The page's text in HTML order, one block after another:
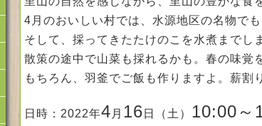
4月のおいしい村では、水源地区の名物で
そして、採ってきたたけのこを水煮までし
散策の途中で山菜も採れるかも。春の味覚
もちろん、羽釜でご飯も作りますよ。薪割
日時：2022年4 月 16 日（土） 10:00～